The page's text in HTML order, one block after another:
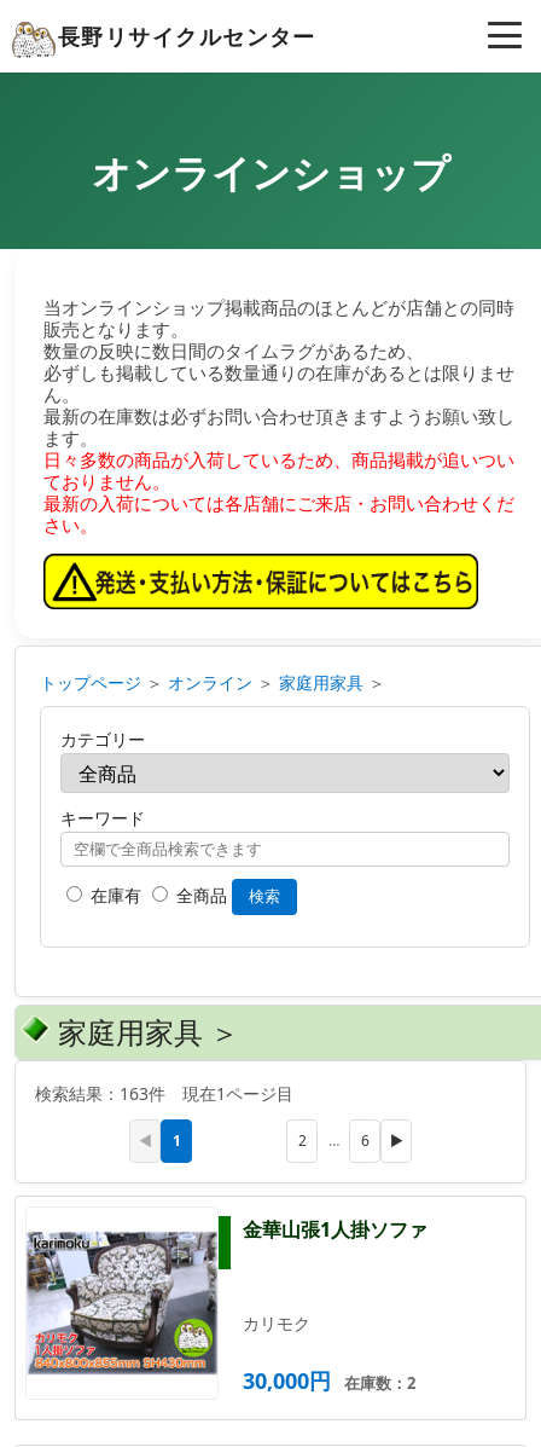
長野リサイクルセンター
オンラインショップ
当オンラインショップ掲載商品のほとんどが店舗との同時
販売となります。
数量の反映に数日間のタイムラグがあるため、
必ずしも掲載している数量通りの在庫があるとは限りませ
ん。
最新の在庫数は必ずお問い合わせ頂きますようお願い致し
ます。
日々多数の商品が入荷しているため、商品掲載が追いつい
ておりません。
最新の入荷については各店舗にご来店・お問い合わせくだ
さい。
トップページ ＞ オンライン ＞ 家庭用家具 ＞
カテゴリー
キーワード
在庫有 全商品 検索
家庭用家具 ＞
検索結果：163件 現在1ページ目
◀ 1 2 … 6 ▶
金華山張1人掛ソファ
カリモク
30,000円 在庫数：2